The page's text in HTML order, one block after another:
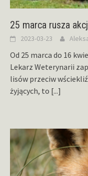
25 marca rusza
2023-03-23
Od 25 marca do 16
Lekarz Weterynarii
lisów przeciw
żyjących, to [...]